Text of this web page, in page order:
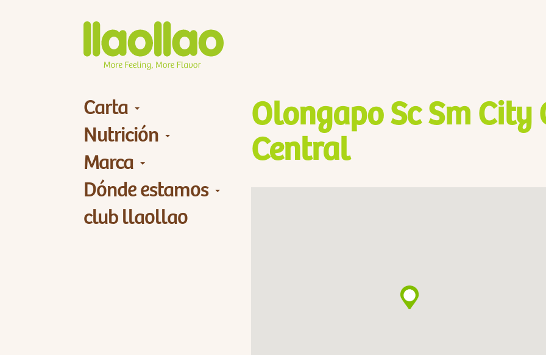
Carta
Nutrición
Marca
Dónde estamos
club llaollao
Olongapo Sc Sm City
Central